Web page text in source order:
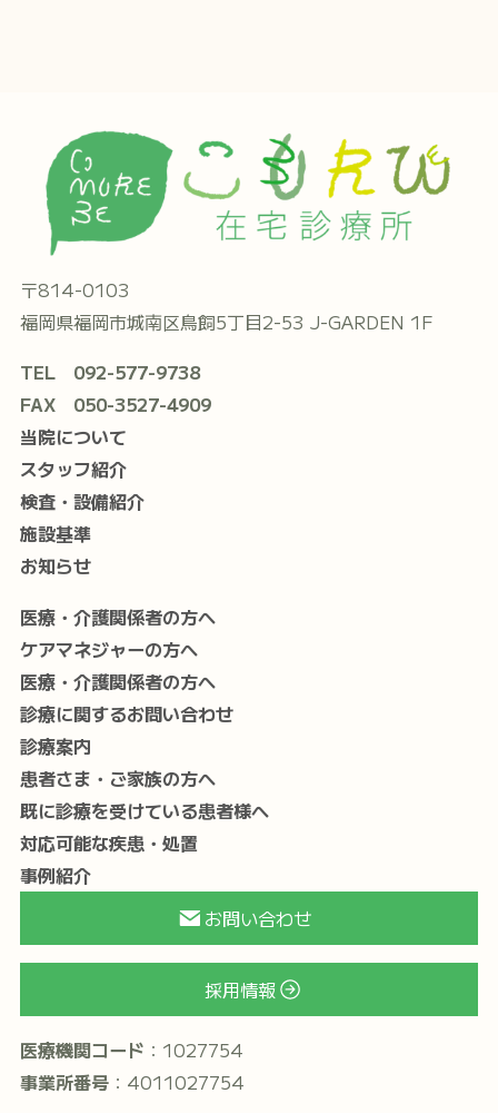
〒814-0103
福岡県福岡市城南区鳥飼5丁目2-53 J-GARDEN 1F
TEL 092-577-9738
FAX 050-3527-4909
当院について
スタッフ紹介
検査・設備紹介
施設基準
お知らせ
医療・介護関係者の方へ
ケアマネジャーの方へ
医療・介護関係者の方へ
診療に関するお問い合わせ
診療案内
患者さま・ご家族の方へ
既に診療を受けている患者様へ
対応可能な疾患・処置
事例紹介
お問い合わせ
採用情報
医療機関コード ：1027754
事業所番号：4011027754